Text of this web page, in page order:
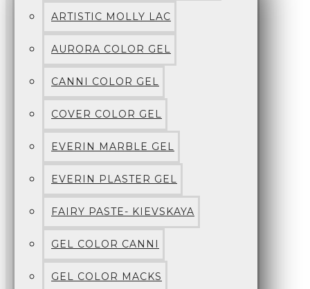
ARTISTIC MOLLY LAC
AURORA COLOR GEL
CANNI COLOR GEL
COVER COLOR GEL
EVERIN MARBLE GEL
EVERIN PLASTER GEL
FAIRY PASTE- KIEVSKAYA
GEL COLOR CANNI
GEL COLOR MACKS